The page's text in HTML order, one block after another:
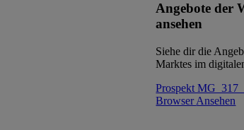
Angebote der
ansehen
Siehe dir die
Marktes im
Prospekt
BrowserAnsehen